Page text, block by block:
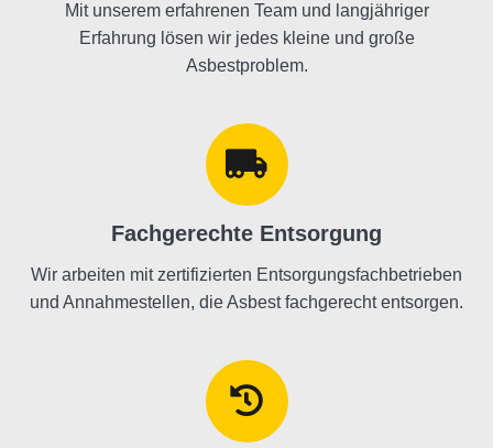
Mit unserem erfahrenen Team und langjähriger
Erfahrung lösen wir jedes kleine und große
Asbestproblem.
Fachgerechte Entsorgung
Wir arbeiten mit zertifizierten Entsorgungsfachbetrieben
und Annahmestellen, die Asbest fachgerecht entsorgen.